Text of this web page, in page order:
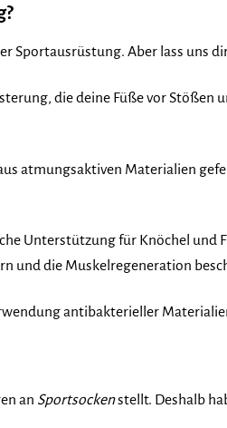
Sportausrüstung. Aber lass uns
die deine Füße vor
atmungsaktiven Materialien
Unterstützung für Knöchel und
und die Muskelregeneration
antibakterieller
an Sportsockenstellt. Deshalb